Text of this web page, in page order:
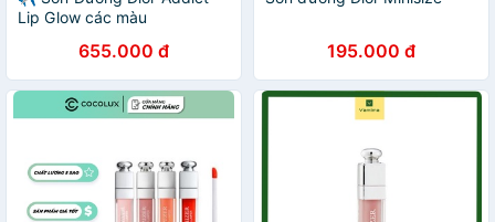
Lip Glow các màu
655.000 đ 195.000 đ